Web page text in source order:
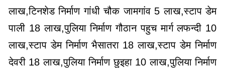
लाख,टिनशेड निर्माण गांधी चौक जामगांव 5 लाख,स्टाप डेम
पाली 18 लाख,पुलिया निर्माण गौठान पहुच मार्ग लफन्दी 10
लाख,स्टाप डेम निर्माण भैसातरा 18 लाख,स्टाप डेम निर्माण
देवरी 18 लाख,पुलिया निर्माण छुइहा 10 लाख,पुलिया निर्माण